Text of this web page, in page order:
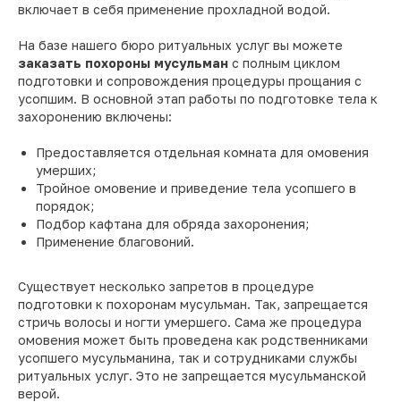
включает в себя применение прохладной водой.
На базе нашего бюро ритуальных услуг вы можете
заказать похороны мусульман с полным циклом
подготовки и сопровождения процедуры прощания с
усопшим. В основной этап работы по подготовке тела к
захоронению включены:
Предоставляется отдельная комната для омовения
умерших;
Тройное омовение и приведение тела усопшего в
порядок;
Подбор кафтана для обряда захоронения;
Применение благовоний.
Существует несколько запретов в процедуре
подготовки к похоронам мусульман. Так, запрещается
стричь волосы и ногти умершего. Сама же процедура
омовения может быть проведена как родственниками
усопшего мусульманина, так и сотрудниками службы
ритуальных услуг. Это не запрещается мусульманской
верой.